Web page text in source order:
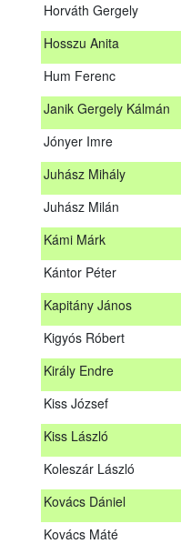
Horváth Gergely
Hosszu Anita
Hum Ferenc
Janik Gergely Kálmán
Jónyer Imre
Juhász Mihály
Juhász Milán
Kámi Márk
Kántor Péter
Kapitány János
Kigyós Róbert
Király Endre
Kiss József
Kiss László
Koleszár László
Kovács Dániel
Kovács Máté
Horváth Gergely
Hosszu Anita
Juhász Milán
Kámi Márk
Kántor Péter